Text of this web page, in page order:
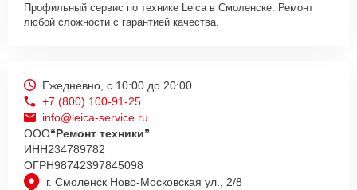
Профильный сервис по технике Leica в Смоленске. Ремонт
любой сложности с гарантией качества.
г. Смоленск Ново-Московская ул., 2/8
Ежедневно, с 10:00 до 20:00
+7 (800) 100-91-25
info@leica-service.ru
ООО“Ремонт техники”
ИНН234789782
ОГРН98742397845098